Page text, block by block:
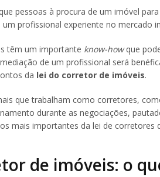
pessoas à procura de um imóvel
profissional experiente no mercado
têm um importante know-howque
de um profissional será
da lei do corretor de imóveis.
que trabalham como corretores,
durante as negociações,
mais importantes da lei de corretores
de imóveis: o